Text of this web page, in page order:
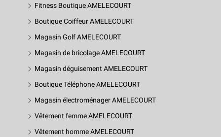
Fitness Boutique AMELECOURT
Boutique Coiffeur AMELECOURT
Magasin Golf AMELECOURT
Magasin de bricolage AMELECOURT
Magasin déguisement AMELECOURT
Boutique Téléphone AMELECOURT
Magasin électroménager AMELECOURT
Vêtement femme AMELECOURT
Vêtement homme AMELECOURT